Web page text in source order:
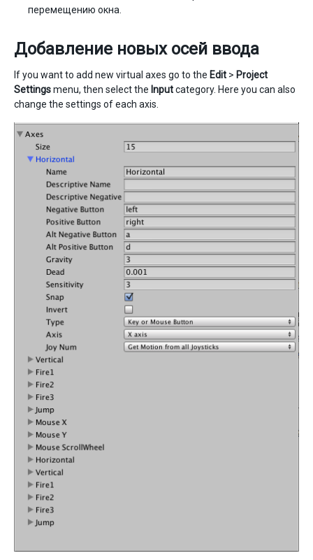
перемещению окна.
Добавление новых осей ввода
If you want to add new virtual axes go to the Edit > Project
Settingsmenu, then select the Inputcategory. Here you can also
change the settings of each axis.